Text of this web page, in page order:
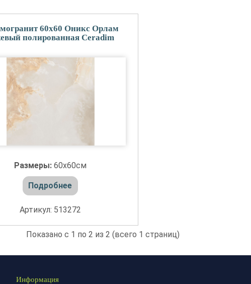
60x60 Оникс Орлам
полированная Ceradim
Размеры: 60x60см
Подробнее
Артикул: 513272
Показано с 1 по 2 из 2 (всего 1 страниц)
Информация